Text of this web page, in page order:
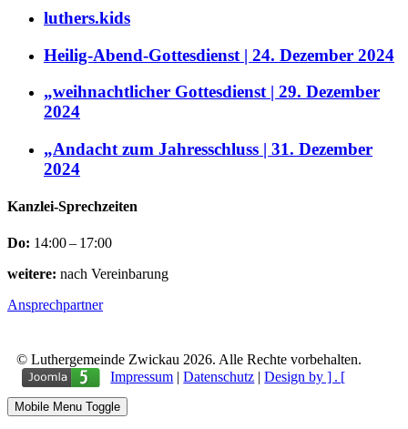
luthers.kids
Heilig-Abend-Gottesdienst | 24. Dezember 2024
„weihnachtlicher Gottesdienst | 29. Dezember
2024
„Andacht zum Jahresschluss | 31. Dezember
2024
Kanzlei-Sprechzeiten
Do: 14:00 – 17:00
weitere: nach Vereinbarung
Ansprechpartner
© Luthergemeinde Zwickau 2026. Alle Rechte vorbehalten.
Impressum |Datenschutz |Design by ] . [
Mobile Menu Toggle